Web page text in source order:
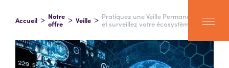
Accueil Notre
offre Veille Pratiquez une Veille Permanente
et surveillez votre écosystème